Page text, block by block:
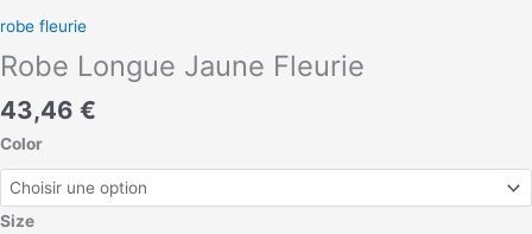
robe fleurie
Robe Longue Jaune Fleurie
43,46 €
Color
Size